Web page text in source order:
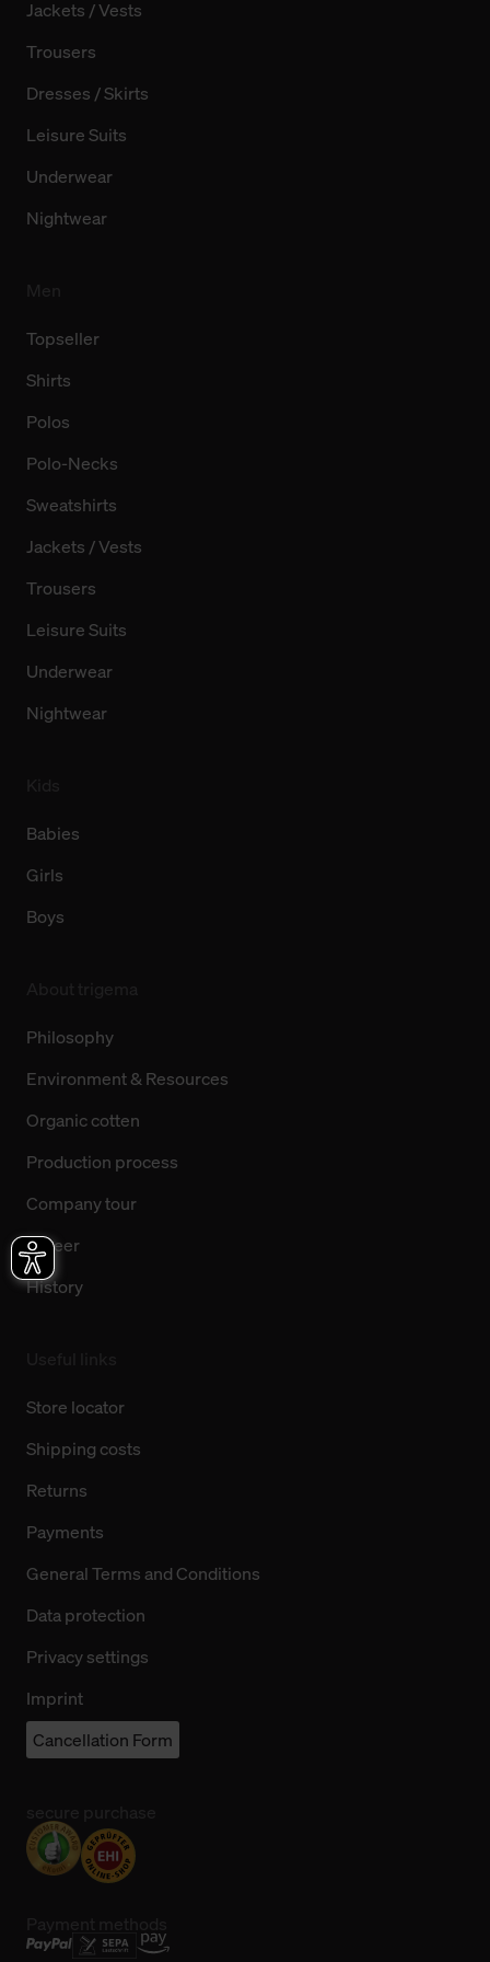
Jackets / Vests
Trousers
Dresses / Skirts
Leisure Suits
Underwear
Nightwear
Topseller
Shirts
Polos
Polo-Necks
Sweatshirts
Jackets / Vests
Trousers
Leisure Suits
Underwear
Nightwear
Babies
Girls
Boys
Philosophy
Environment & Resources
Organic cotten
Production process
Company tour
Career
History
Store locator
Shipping costs
Returns
Payments
General Terms and Conditions
Data protection
Privacy settings
Imprint
Cancellation Form